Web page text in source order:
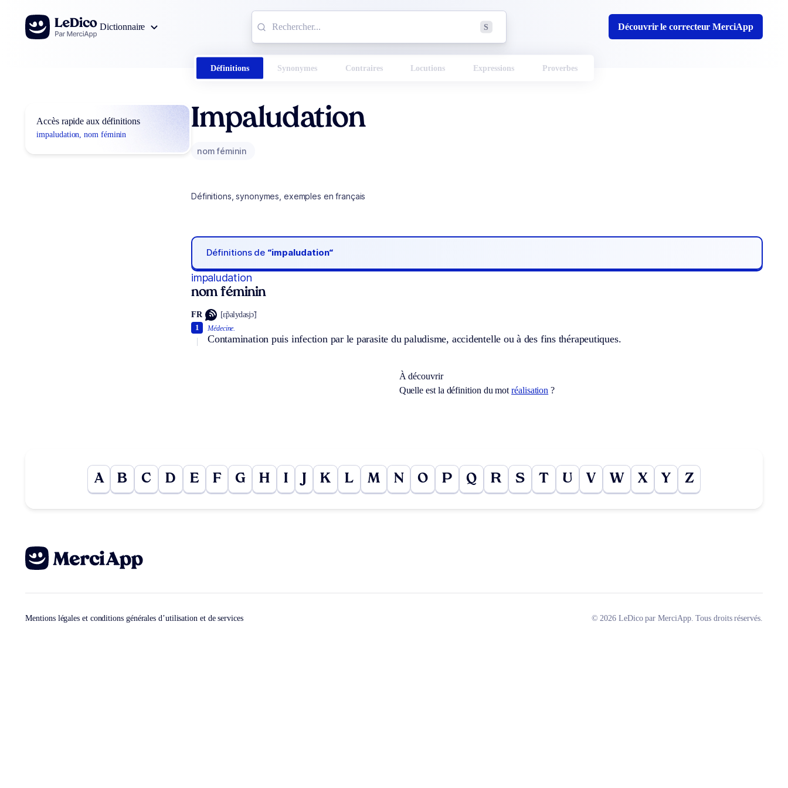
Aller au contenu
Dictionnaire
S Découvrir le correcteur MerciApp
Définitions Synonymes Contraires Locutions Expressions Proverbes
Accès rapide aux définitions
impaludation, nom féminin
Impaludation
nom féminin
Définitions, synonymes, exemples en français
Définitions de “impaludation“
impaludation
nom féminin
FR [ɛ̃palydasjɔ̃]
Médecine.
Contamination puis infection par le parasite du paludisme, accidentelle ou à des fins thérapeutiques.
1
À découvrir
Quelle est la définition du motréalisation ?
A B C D E F G H I K L M N O P Q R S T U V W X Y Z
Mentions légales et conditions générales d’utilisation et de services © 2026 LeDico par MerciApp. Tous droits réservés.